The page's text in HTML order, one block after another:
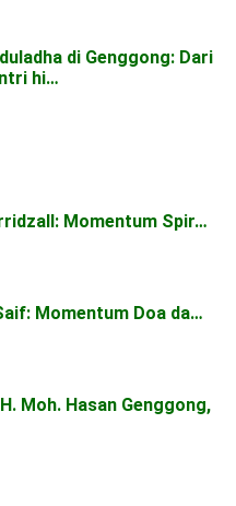
di Genggong: Dari
hi…
Momentum Spir…
Momentum Doa da…
Moh. Hasan Genggong,